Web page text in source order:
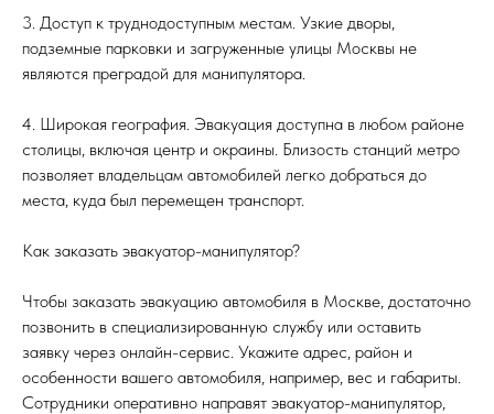
3. Доступ к труднодоступным местам. Узкие дворы,
подземные парковки и загруженные улицы Москвы не
являются преградой для манипулятора.
4. Широкая география. Эвакуация доступна в любом районе
столицы, включая центр и окраины. Близость станций метро
позволяет владельцам автомобилей легко добраться до
места, куда был перемещен транспорт.
Как заказать эвакуатор-манипулятор?
Чтобы заказать эвакуацию автомобиля в Москве, достаточно
позвонить в специализированную службу или оставить
заявку через онлайн-сервис. Укажите адрес, район и
особенности вашего автомобиля, например, вес и габариты.
Сотрудники оперативно направят эвакуатор-манипулятор,